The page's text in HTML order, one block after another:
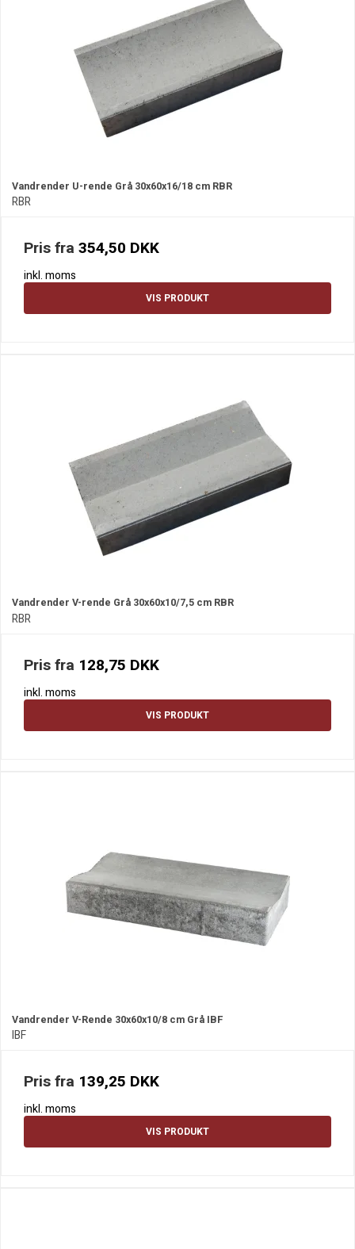
Vandrender U-rende Grå 30x60x16/18 cm RBR
RBR
Pris fra 354,50 DKK
inkl. moms
VIS PRODUKT
Vandrender V-rende Grå 30x60x10/7,5 cm RBR
RBR
Pris fra 128,75 DKK
inkl. moms
VIS PRODUKT
Vandrender V-Rende 30x60x10/8 cm Grå IBF
IBF
Pris fra 139,25 DKK
inkl. moms
VIS PRODUKT